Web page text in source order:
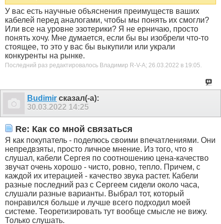
У вас есть научные объяснения преимуществ ваших
кабелей перед аналогами, чтобы мы понять их смогли?
Или все на уровне эзотерики? Я не ерничаю, просто
понять хочу. Мне думается, если бы вы изобрели что-то
стоящее, то это у вас бы выкупили или украли
конкуренты на рынке.
Последний раз редактировалось Владимир R-V-A; 26.03.2022 в 19:05
Budimir сказал(-а):
30.03.2022 14:25
Re: Как со мной связаться
Я как покупатель - поделюсь своими впечатлениями. Они
непредвзяты, просто личное мнение. Из того, что я
слушал, кабели Сергея по соотношению цена-качество
звучат очень хорошо - чисто, ровно, тепло. Причем, с
каждой их итерацией - качество звука растет. Кабели
разные последний раз с Сергеем сидели около часа,
слушали разные варианты. Выбрал тот, который
понравился больше и лучше всего подходил моей
системе. Теоретизировать тут вообще смысле не вижу.
Только слушать.